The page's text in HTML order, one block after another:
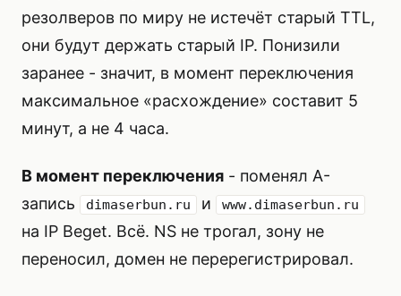
резолверов по миру не истечёт старый TTL,
они будут держать старый IP. Понизили
заранее - значит, в момент переключения
максимальное «расхождение» составит 5
минут, а не 4 часа.
В момент переключения - поменял A-
запись
dimaserbun.ru и www.dimaserbun.ru
на IP Beget. Всё. NS не трогал, зону не
переносил, домен не перерегистрировал.